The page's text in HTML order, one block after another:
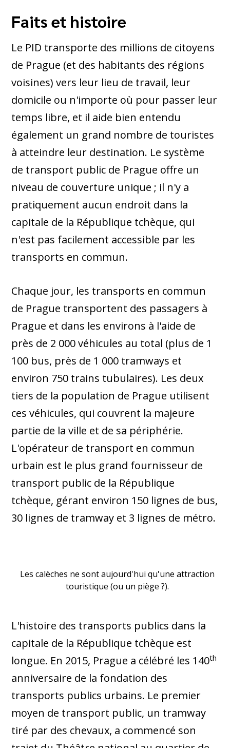
Faits et histoire
Le PID transporte des millions de citoyens
de Prague (et des habitants des régions
voisines) vers leur lieu de travail, leur
domicile ou n'importe où pour passer leur
temps libre, et il aide bien entendu
également un grand nombre de touristes
à atteindre leur destination. Le système
de transport public de Prague offre un
niveau de couverture unique ; il n'y a
pratiquement aucun endroit dans la
capitale de la République tchèque, qui
n'est pas facilement accessible par les
transports en commun.
Chaque jour, les transports en commun
de Prague transportent des passagers à
Prague et dans les environs à l'aide de
près de 2 000 véhicules au total (plus de 1
100 bus, près de 1 000 tramways et
environ 750 trains tubulaires). Les deux
tiers de la population de Prague utilisent
ces véhicules, qui couvrent la majeure
partie de la ville et de sa périphérie.
L'opérateur de transport en commun
urbain est le plus grand fournisseur de
transport public de la République
tchèque, gérant environ 150 lignes de bus,
30 lignes de tramway et 3 lignes de métro.
Les calèches ne sont aujourd'hui qu'une attraction
touristique (ou un piège ?).
L'histoire des transports publics dans la
capitale de la République tchèque est
longue. En 2015, Prague a célébré les 140th
anniversaire de la fondation des
transports publics urbains. Le premier
moyen de transport public, un tramway
tiré par des chevaux, a commencé son